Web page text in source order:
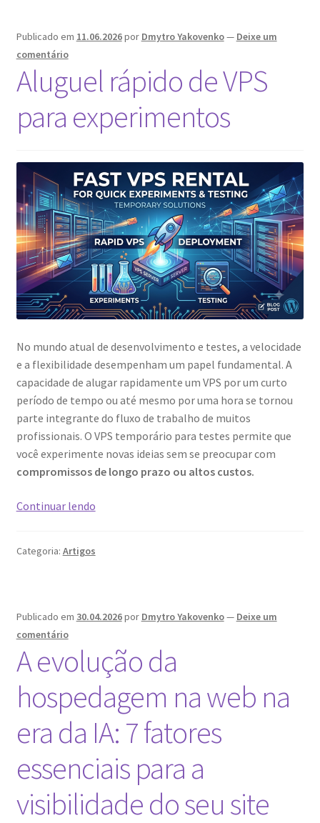
em
Guia
Completo
Publicado em 11.06.2026por Dmytro Yakovenko— Deixe um
comentário
Aluguel rápido de VPS
para experimentos
No mundo atual de desenvolvimento e testes, a velocidade
e a flexibilidade desempenham um papel fundamental. A
capacidade de alugar rapidamente um VPS por um curto
período de tempo ou até mesmo por uma hora se tornou
parte integrante do fluxo de trabalho de muitos
profissionais. O VPS temporário para testes permite que
você experimente novas ideias sem se preocupar com
compromissos de longo prazo ou altos custos.
Continuar lendoAluguel
VPS
Categoria: Artigos
Publicado em 30.04.2026por Dmytro Yakovenko— Deixe um
comentário
A evolução da
hospedagem na web na
era da IA: 7 fatores
essenciais para a
visibilidade do seu site